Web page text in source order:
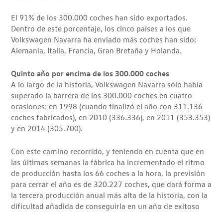
El 91% de los 300.000 coches han sido exportados.
Dentro de este porcentaje, los cinco países a los que
Volkswagen Navarra ha enviado más coches han sido:
Alemania, Italia, Francia, Gran Bretaña y Holanda.
Quinto año por encima de los 300.000 coches
A lo largo de la historia, Volkswagen Navarra sólo había
superado la barrera de los 300.000 coches en cuatro
ocasiones: en 1998 (cuando finalizó el año con 311.136
coches fabricados), en 2010 (336.336), en 2011 (353.353)
y en 2014 (305.700).
Con este camino recorrido, y teniendo en cuenta que en
las últimas semanas la fábrica ha incrementado el ritmo
de producción hasta los 66 coches a la hora, la previsión
para cerrar el año es de 320.227 coches, que dará forma a
la tercera producción anual más alta de la historia, con la
dificultad añadida de conseguirla en un año de exitoso